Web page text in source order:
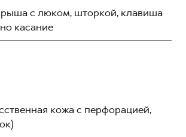
с люком, шторкой, клавиша
касание
кожа с перфорацией,